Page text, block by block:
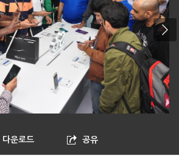
다운로드 공유